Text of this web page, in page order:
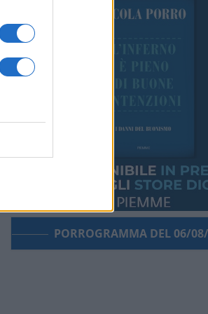
PORROGRAMMA DEL 06/